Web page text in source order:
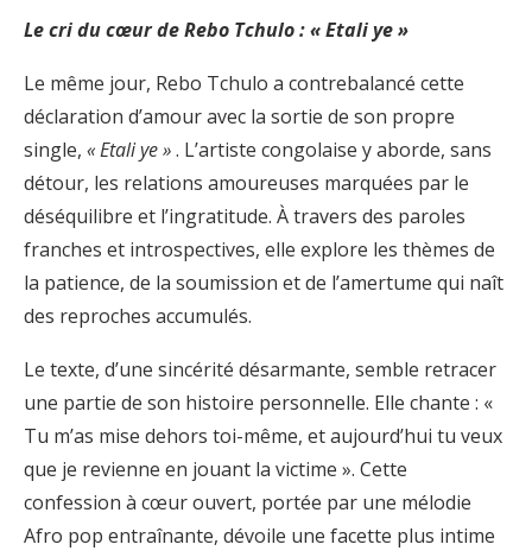
Le cri du cœur de Rebo Tchulo : « Etali ye »
Le même jour, Rebo Tchulo a contrebalancé cette
déclaration d’amour avec la sortie de son propre
single, « Etali ye ». L’artiste congolaise y aborde, sans
détour, les relations amoureuses marquées par le
déséquilibre et l’ingratitude. À travers des paroles
franches et introspectives, elle explore les thèmes de
la patience, de la soumission et de l’amertume qui naît
des reproches accumulés.
Le texte, d’une sincérité désarmante, semble retracer
une partie de son histoire personnelle. Elle chante : «
Tu m’as mise dehors toi-même, et aujourd’hui tu veux
que je revienne en jouant la victime ». Cette
confession à cœur ouvert, portée par une mélodie
Afro pop entraînante, dévoile une facette plus intime